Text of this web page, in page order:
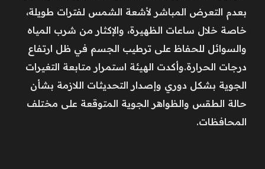
بعدم التعرض المباشر لأشعة الشمس لفترات طويلة،
خاصة خلال ساعات الظهيرة، والإكثار من شرب المياه
والسوائل للحفاظ على ترطيب الجسم في ظل ارتفاع
درجات الحرارة.وأكدت الهيئة استمرار متابعة التغيرات
الجوية بشكل دوري وإصدار التحديثات اللازمة بشأن
حالة الطقس والظواهر الجوية المتوقعة على مختلف
المحافظات.